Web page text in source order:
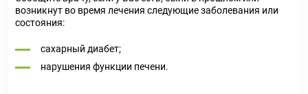
возникнут во время лечения следующие заболевания или
состояния:
сахарный диабет;
нарушения функции печени.